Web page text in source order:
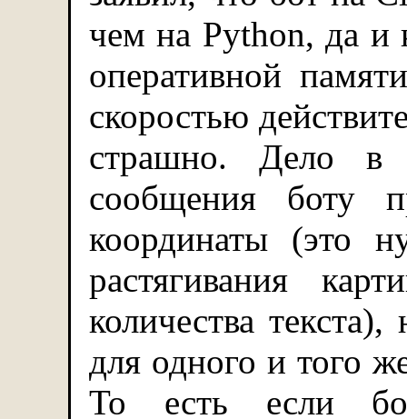
чем на Python, да и
оперативной
скоростью
страшно. Дело в
сообщения боту
координаты (это
растягивания
количества
для одного и того
То есть если